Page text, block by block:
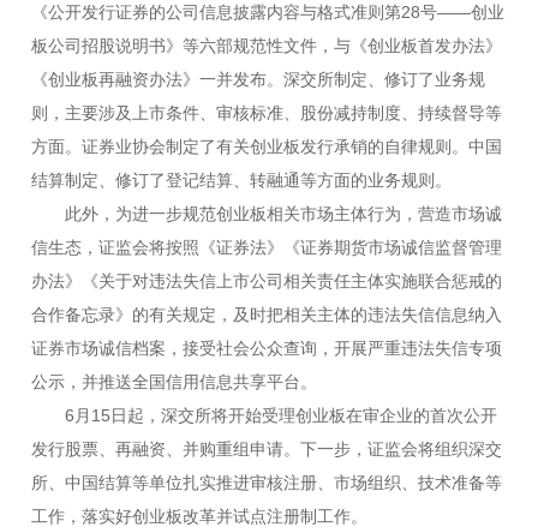
《公开发行证券的公司信息披露内容与格式准则第28号——创业
板公司招股说明书》等六部规范性文件，与《创业板首发办法》
《创业板再融资办法》一并发布。深交所制定、修订了业务规
则，主要涉及上市条件、审核标准、股份减持制度、持续督导等
方面。证券业协会制定了有关创业板发行承销的自律规则。中国
结算制定、修订了登记结算、转融通等方面的业务规则。
此外，为进一步规范创业板相关市场主体行为，营造市场诚
信生态，证监会将按照《证券法》《证券期货市场诚信监督管理
办法》《关于对违法失信上市公司相关责任主体实施联合惩戒的
合作备忘录》的有关规定，及时把相关主体的违法失信信息纳入
证券市场诚信档案，接受社会公众查询，开展严重违法失信专项
公示，并推送全国信用信息共享平台。
6月15日起，深交所将开始受理创业板在审企业的首次公开
发行股票、再融资、并购重组申请。下一步，证监会将组织深交
所、中国结算等单位扎实推进审核注册、市场组织、技术准备等
工作，落实好创业板改革并试点注册制工作。